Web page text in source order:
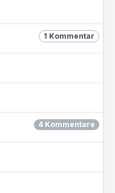
1 Kommentar
4 Kommentare